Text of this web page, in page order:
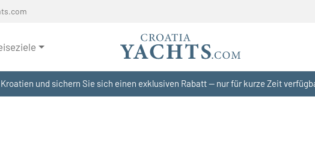
und sichern Sie sich einen exklusiven Rabatt — nur für kurze Zeit